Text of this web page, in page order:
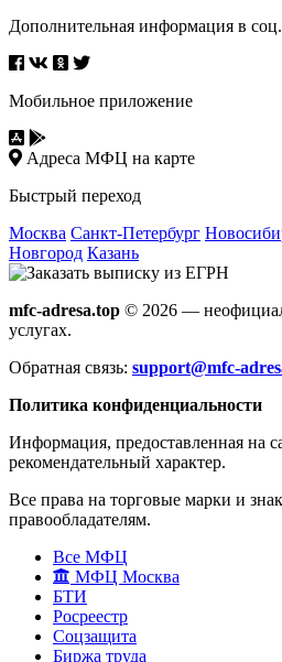
Дополнительная информация в соц.
Мобильное приложение
Адреса МФЦ на карте
Быстрый переход
Москва Санкт-Петербург
Новгород Казань
mfc-adresa.top © 2026 —
услугах.
Обратная связь: support@mfc-
Политика конфиденциальности
Информация, предоставленная на
рекомендательный характер.
Все права на торговые марки и
правообладателям.
Все МФЦ
МФЦ Москва
БТИ
Росреестр
Соцзащита
Биржа труда